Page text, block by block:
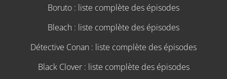
Boruto : liste complète des épisodes
Bleach : liste complète des épisodes
Détective Conan : liste complète des épisodes
Black Clover : liste complète des épisodes